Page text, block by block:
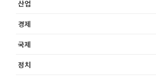
산업
경제
국제
정치